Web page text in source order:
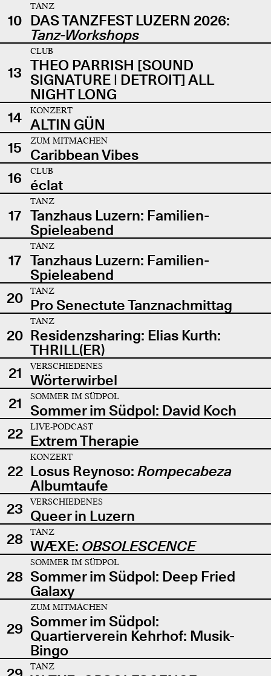
10
TANZ
DAS TANZFEST LUZERN 2026:
Tanz-Workshops
13
CLUB
THEO PARRISH [SOUND
SIGNATURE | DETROIT] ALL
NIGHT LONG
14
KONZERT
ALTIN GÜN
15
ZUM MITMACHEN
Caribbean Vibes
16
CLUB
éclat
17
TANZ
Tanzhaus Luzern: Familien-
Spieleabend
17
TANZ
Tanzhaus Luzern: Familien-
Spieleabend
20
TANZ
Pro Senectute Tanznachmittag
20
TANZ
Residenzsharing: Elias Kurth:
THRILL(ER)
21
VERSCHIEDENES
Wörterwirbel
21
SOMMER IM SÜDPOL
Sommer im Südpol: David Koch
22
LIVE-PODCAST
Extrem Therapie
22
KONZERT
Losus Reynoso: Rompecabeza
Albumtaufe
23
VERSCHIEDENES
Queer in Luzern
28
TANZ
WÆXE: OBSOLESCENCE
28
SOMMER IM SÜDPOL
Sommer im Südpol: Deep Fried
Galaxy
29
ZUM MITMACHEN
Sommer im Südpol:
Quartierverein Kehrhof: Musik-
Bingo
TANZ